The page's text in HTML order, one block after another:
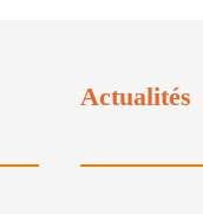
Actualités